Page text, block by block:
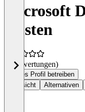
Microsoft
Kosten
(0 Bewertungen)
Dieses Profil betreiben
Übersicht
Alternativen